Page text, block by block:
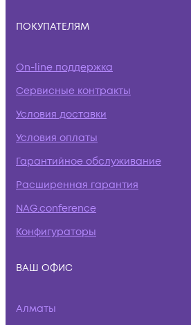
ПОКУПАТЕЛЯМ
On-line поддержка
Сервисные контракты
Условия доставки
Условия оплаты
Гарантийное обслуживание
Расширенная гарантия
NAG.conference
Конфигураторы
ВАШ ОФИС
Алматы